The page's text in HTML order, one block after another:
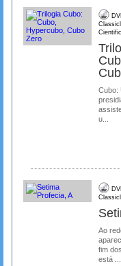
Cubo:
u...
Ao
fim
está ...